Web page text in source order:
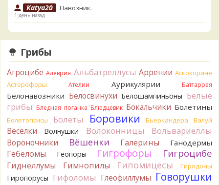
Katya20 Навозник.
1 день назад
Verona Скорее всего он.
2 дня назад
Verona
2 дня назад
Verona
Рядовка мыльная, судя по пластинкам.
Правильно сделали, что не взяли.
2 дня назад
BorisM Подгруздок чёрный, или близкие виды
2 дня назад
BorisM Сдаётся мне, на земле и в руке - разные грибы.
2 дня назад
Кирилл
Вони не было, но вода и гриб при варке
начали желтеть. Выкинул. Большое спасибо.
Грибы
Агроцибе Алеврия Альбатреллусы Аррении Аскокорине
Астерофоры
Ателии Аурикулярии Баттаррея
Белонавозники Белосвинухи Белошампиньоны Белые
грибы Бледная поганка Блюдцевик Бокальчики Болетины
Болетопсисы Болеты Боровики Бьеркандера Валуй
Весёлки Волнушки Волоконницы Вольвариеллы
Вороночники Вёшенки Галерины Ганодермы
Гебеломы Геопоры Гигрофоры Гигроцибе
Гиднеллумы Гимнопилы Гипомицесы Гиродоны
Гиропорусы Гифоломы Глеофиллумы Говорушки